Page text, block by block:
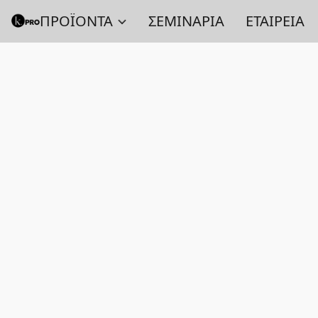
ΠΡΟΪΟΝΤΑ ΣΕΜΙΝΑΡΙΑ ΕΤΑΙΡΕΙΑ